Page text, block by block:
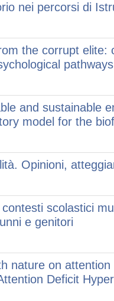
nei percorsi di
the corrupt elite:
and sustainable
model for the
Opinioni,
contesti scolastici
e genitori
nature on
Deficit